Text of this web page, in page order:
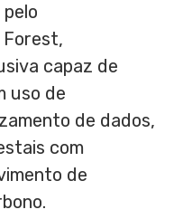
Forest,
capaz de
uso de
de dados,
com
de